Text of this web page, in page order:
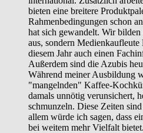
bieten eine breitere
Rahmenbedingungen schon
hat sich gewandelt. Wir
aus, sondern
diesem Jahr auch einen
Außerdem sind die Azubis
Während meiner Ausbildung
"mangelnden" Kaffee-
damals unnötig verunsichert,
schmunzeln. Diese Zeiten
allem würde ich sagen, dass
bei weitem mehr Vielfalt bietet.